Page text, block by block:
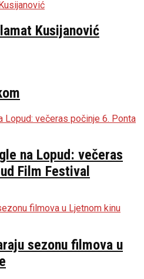
Kusijanović
na Lopud: večeras
Film Festival
sezonu filmova u